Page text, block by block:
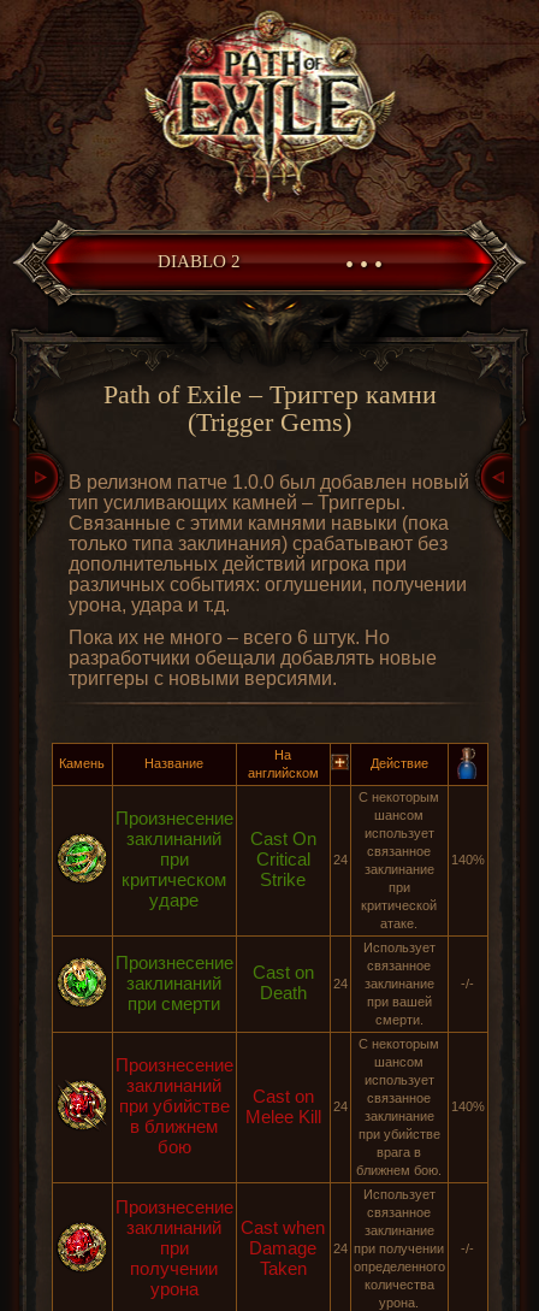
DIABLO 2 • • •
Path of Exile – Триггер камни
(Trigger Gems)
В релизном патче 1.0.0 был добавлен новый
тип усиливающих камней – Триггеры.
Связанные с этими камнями навыки (пока
только типа заклинания) срабатывают без
дополнительных действий игрока при
различных событиях: оглушении, получении
урона, удара и т.д.
Пока их не много – всего 6 штук. Но
разработчики обещали добавлять новые
триггеры с новыми версиями.
Камень Название
На
английском
Действие
Произнесение
заклинаний
при
критическом
ударе
Cast On
Critical
Strike
24
С некоторым
шансом
использует
связанное
заклинание
при
критической
атаке.
140%
Произнесение
заклинаний
при смерти
Cast on
Death
24
Использует
связанное
заклинание
при вашей
смерти.
-/-
Произнесение
заклинаний
при убийстве
в ближнем
бою
Cast on
Melee Kill
24
С некоторым
шансом
использует
связанное
заклинание
при убийстве
врага в
ближнем бою.
140%
Произнесение
заклинаний
при
получении
урона
Cast when
Damage
Taken
24
Использует
связанное
заклинание
при получении
определенного
количества
урона.
-/-